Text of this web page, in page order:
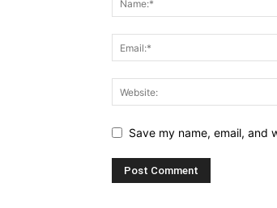
Save my name, email, and